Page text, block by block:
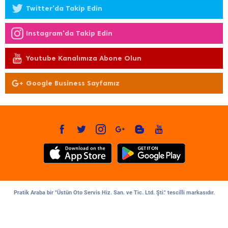
Twitter'da Takip Edin
Instagram'da Takip Edin
Youtube Kanalımıza Abone Olun
Google Business Sayfamız
Pratik Araba bir "Üstün Oto Servis Hiz. San. ve Tic. Ltd. Şti." tescilli markasıdır.